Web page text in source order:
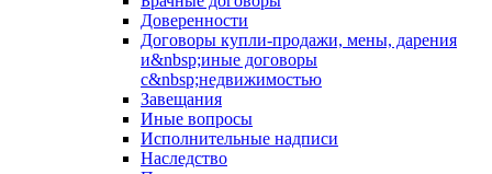
Доверенности
Договоры купли-продажи, мены, дарения
и&nbsp;иные договоры
с&nbsp;недвижимостью
Завещания
Иные вопросы
Исполнительные надписи
Наследство